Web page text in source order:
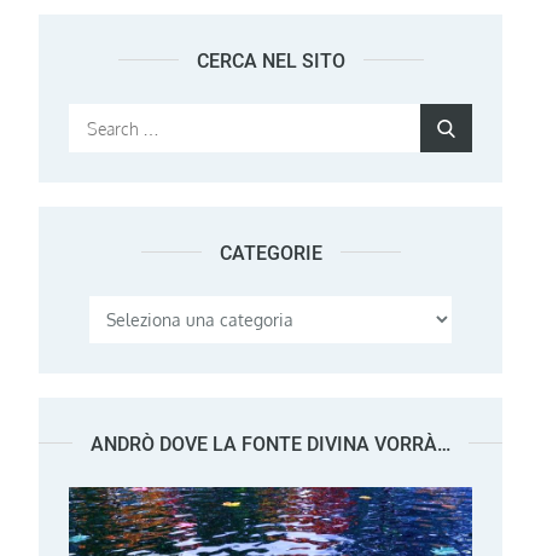
CERCA NEL SITO
Search
CATEGORIE
Categorie
ANDRÒ DOVE LA FONTE DIVINA VORRÀ…